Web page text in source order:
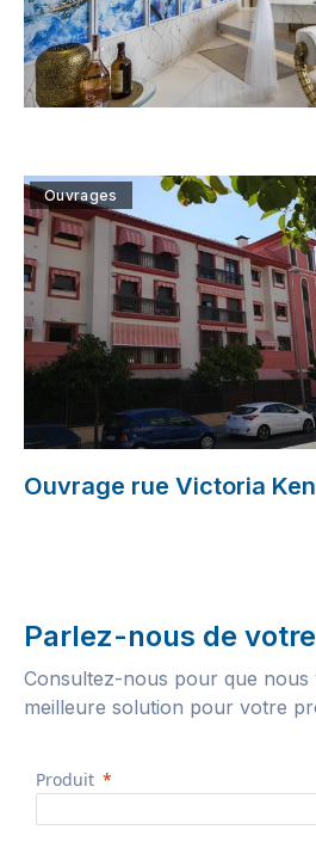
Ouvrages
Ouvrage rue Victoria
Parlez-nous de
Consultez-nous pour que nous
meilleure solution pour votre
Produit